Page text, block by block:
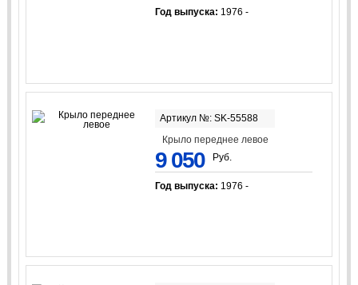
Год выпуска: 1976 -
Артикул №: SK-55588
Крыло переднее левое
9 050 Руб.
Год выпуска: 1976 -